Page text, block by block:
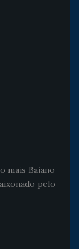
mais Baiano
pelo